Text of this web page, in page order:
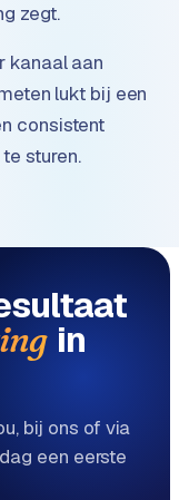
zegt.
kanaal aan
lukt bij een
consistent
sturen.
in
bij ons of via
een eerste